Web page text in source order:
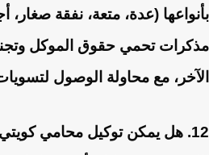
بأنواعها (عدة، متعة، نفقة
مذكرات تحمي حقوق الموكل
الآخر، مع محاولة الوصول
12. هل يمكن توكيل محامي